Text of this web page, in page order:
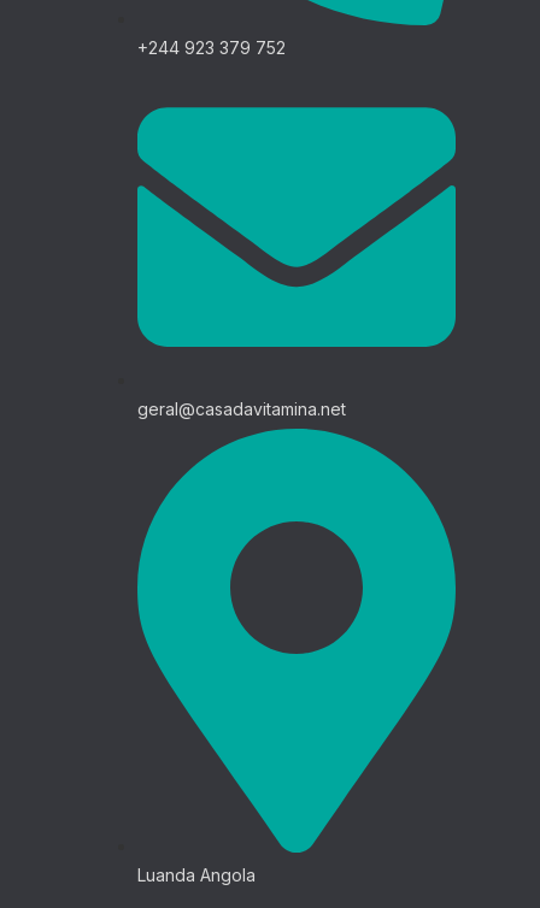
+244 923 379 752
geral@casadavitamina.net
Luanda Angola